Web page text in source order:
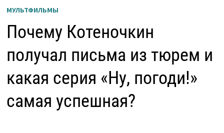
МУЛЬТФИЛЬМЫ
Почему Котеночкин
получал письма из тюрем и
какая серия «Ну, погоди!»
самая успешная?